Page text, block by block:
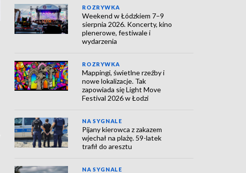
ROZRYWKA
Weekend w Łódzkiem 7–9
sierpnia 2026. Koncerty, kino
plenerowe, festiwale i
wydarzenia
ROZRYWKA
Mappingi, świetlne rzeźby i
nowe lokalizacje. Tak
zapowiada się Light Move
Festival 2026 w Łodzi
NA SYGNALE
Pijany kierowca z zakazem
wjechał na plażę. 59-latek
trafił do aresztu
NA SYGNALE